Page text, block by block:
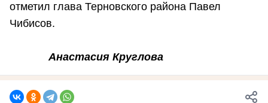
отметил глава Терновского района Павел
Чибисов.
Анастасия Круглова